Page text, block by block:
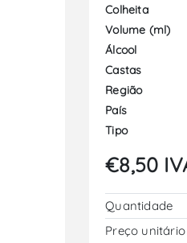
Colheita
Volume (ml)
Álcool
Castas
Região
País
Tipo
€8,50
Quantidade
Preço unitário